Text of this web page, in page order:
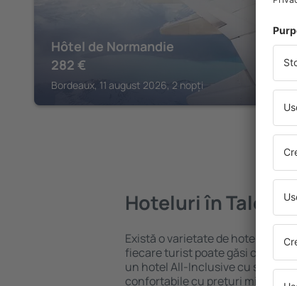
Hôtel de Normandie
282 €
Bordeaux, 11 august 2026, 2 nopți
Hoteluri în
Există o varietate de hoteluri
fiecare turist poate găsi cazare
un hotel All-Inclusive cu
confortabile cu preţuri mici? Cu